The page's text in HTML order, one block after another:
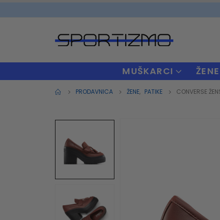
MUŠKARCI ŽENE
PRODAVNICA ŽENE, PATIKE CONVERSE